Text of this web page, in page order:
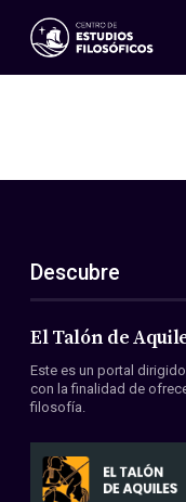
Eventos
ES
EN
Acerca de nosotros
Miembros
Convenios
Descubre
El Talón de
Este es un portal
con la finalidad de
filosofía.